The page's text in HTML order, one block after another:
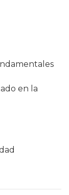
en la